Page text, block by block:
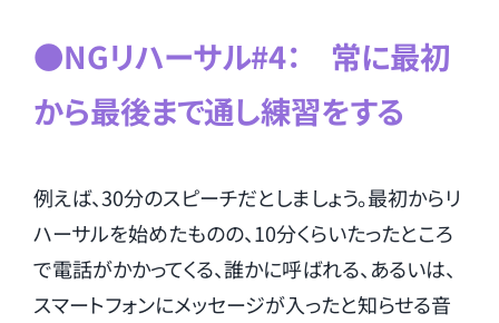
●NGリハーサル#4： 常に最初
から最後まで通し練習をする
例えば、30分のスピーチだとしましょう。最初からリ
ハーサルを始めたものの、10分くらいたったところ
で電話がかかってくる、誰かに呼ばれる、あるいは、
スマートフォンにメッセージが入ったと知らせる音